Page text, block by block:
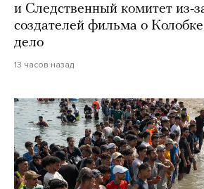
и Следственный комитет из-
создателей фильма о
дело
13 часов назад